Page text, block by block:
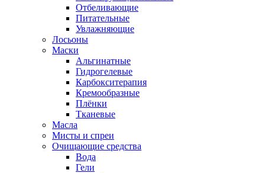
Отбеливающие
Питательные
Увлажняющие
Лосьоны
Маски
Альгинатные
Гидрогелевые
Карбокситерапия
Кремообразные
Плёнки
Тканевые
Масла
Мисты и спреи
Очищающие средства
Вода
Гели